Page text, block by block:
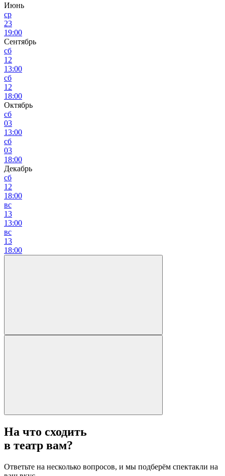
Июнь
ср
23
19:00
Сентябрь
сб
12
13:00
сб
12
18:00
Октябрь
сб
03
13:00
сб
03
18:00
Декабрь
сб
12
18:00
вс
13
13:00
вс
13
18:00
На что сходить
в театр вам?
Ответьте на несколько вопросов, и мы подберём спектакли на